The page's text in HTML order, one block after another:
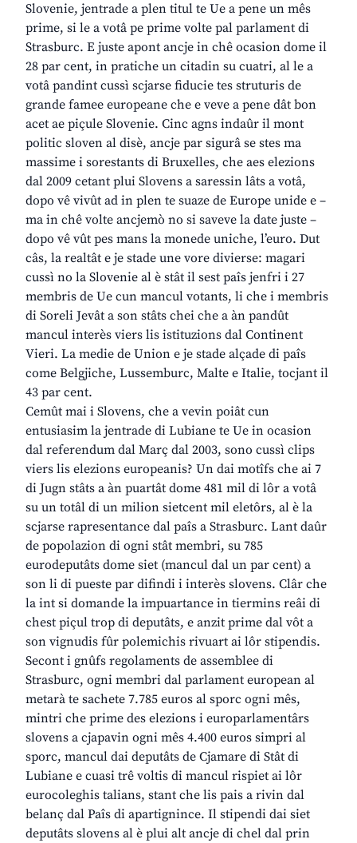
Slovenie, jentrade a plen titul te Ue a pene un mês
prime, si le a votâ pe prime volte pal parlament di
Strasburc. E juste apont ancje in chê ocasion dome il
28 par cent, in pratiche un citadin su cuatri, al le a
votâ pandint cussì scjarse fiducie tes struturis de
grande famee europeane che e veve a pene dât bon
acet ae piçule Slovenie. Cinc agns indaûr il mont
politic sloven al disè, ancje par sigurâ se stes ma
massime i sorestants di Bruxelles, che aes elezions
dal 2009 cetant plui Slovens a saressin lâts a votâ,
dopo vê vivût ad in plen te suaze de Europe unide e –
ma in chê volte ancjemò no si saveve la date juste –
dopo vê vût pes mans la monede uniche, l’euro. Dut
câs, la realtât e je stade une vore divierse: magari
cussì no la Slovenie al è stât il sest paîs jenfri i 27
membris de Ue cun mancul votants, li che i membris
di Soreli Jevât a son stâts chei che a àn pandût
mancul interès viers lis istituzions dal Continent
Vieri. La medie de Union e je stade alçade di paîs
come Belgjiche, Lussemburc, Malte e Italie, tocjant il
43 par cent.
Cemût mai i Slovens, che a vevin poiât cun
entusiasim la jentrade di Lubiane te Ue in ocasion
dal referendum dal Març dal 2003, sono cussì clips
viers lis elezions europeanis? Un dai motîfs che ai 7
di Jugn stâts a àn puartât dome 481 mil di lôr a votâ
su un totâl di un milion sietcent mil eletôrs, al è la
scjarse rapresentance dal paîs a Strasburc. Lant daûr
de popolazion di ogni stât membri, su 785
eurodeputâts dome siet (mancul dal un par cent) a
son li di pueste par difindi i interès slovens. Clâr che
la int si domande la impuartance in tiermins reâi di
chest piçul trop di deputâts, e anzit prime dal vôt a
son vignudis fûr polemichis rivuart ai lôr stipendis.
Secont i gnûfs regolaments de assemblee di
Strasburc, ogni membri dal parlament european al
metarà te sachete 7.785 euros al sporc ogni mês,
mintri che prime des elezions i europarlamentârs
slovens a cjapavin ogni mês 4.400 euros simpri al
sporc, mancul dai deputâts de Cjamare di Stât di
Lubiane e cuasi trê voltis di mancul rispiet ai lôr
eurocoleghis talians, stant che lis pais a rivin dal
belanç dal Paîs di apartignince. Il stipendi dai siet
deputâts slovens al è plui alt ancje di chel dal prin